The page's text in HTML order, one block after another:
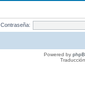
Contraseña:
Powered by